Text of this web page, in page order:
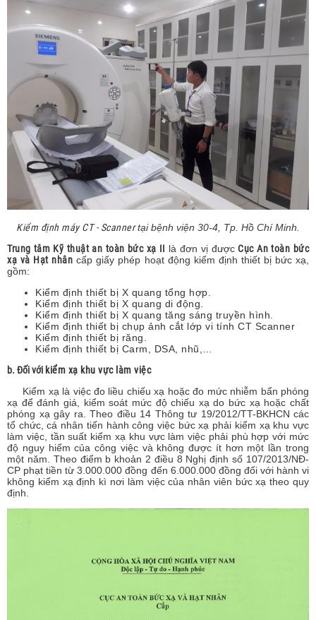
Kiểm định máy CT - Scannertại bệnh viện 30-4, Tp. Hồ Chí Minh.
Trung tâm Kỹ thuật an toàn bức xạ II là đơn vị đượcCục An toàn bức
xạ và Hạt nhân cấp giấy phép hoạt động kiểm định thiết bị bức xạ,
gồm:
Kiểm định thiết bị X quang tổng hợp.
Kiểm định thiết bị X quang di động.
Kiểm định thiết bị X quang tăng sáng truyền hình.
Kiểm định thiết bị chụp ảnh cắt lớp vi tính CT Scanner
Kiểm định thiết bị răng.
Kiểm định thiết bị Carm, DSA, nhũ,…
b. Đối với kiểm xạ khu vực làm việc
Kiểm xạ là việc đo liều chiếu xạ hoặc đo mức nhiễm bẩn phóng
xạ để đánh giá, kiểm soát mức độ chiếu xạ do bức xạ hoặc chất
phóng xạ gây ra. Theo điều 14 Thông tư 19/2012/TT-BKHCN các
tổ chức, cá nhân tiến hành công việc bức xạ phải kiểm xạ khu vực
làm việc, tần suất kiểm xạ khu vực làm việc phải phù hợp với mức
độ nguy hiểm của công việc và không được ít hơn một lần trong
một năm. Theo điểm b khoản 2 điều 8 Nghị định số 107/2013/NĐ-
CP phạt tiền từ 3.000.000 đồng đến 6.000.000 đồng đối với hành vi
không kiểm xạ định kì nơi làm việc của nhân viên bức xạ theo quy
định.